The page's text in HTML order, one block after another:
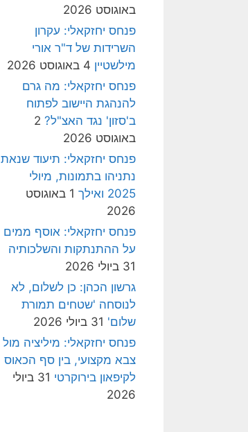
באוגוסט 2026
פנחס יחזקאלי: עקרון
השרידות של ד"ר אורי
מילשטיין 4 באוגוסט 2026
פנחס יחזקאלי: מה גרם
להנהגת היישוב לפתוח
ב'סזון' נגד האצ"ל? 2
באוגוסט 2026
פנחס יחזקאלי: תיעוד שנאת
נתניהו בתמונות, מיולי
2025 ואילך
1 באוגוסט
2026
פנחס יחזקאלי: אוסף ממים
על ההתנתקות והשלכותיה
31 ביולי 2026
גרשון הכהן: כן לשלום, לא
לנוסחה 'שטחים תמורת
שלום' 31 ביולי 2026
פנחס יחזקאלי: מיליציה מול
צבא מקצועי, בין סף הכאוס
לקיפאון בירוקרטי
31 ביולי
2026